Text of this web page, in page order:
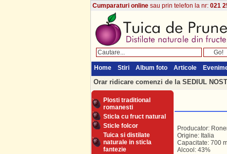
Cumparaturi onlinesau prin telefon la nr: 021
Home Stiri Album foto Articole
Orar ridicare comenzi de la SEDIUL
Plosti traditional
romanesti
Sticla cu fruct natural
Sticle folcor
Tuica si distilate
naturale in sticla
fantezie
Producator:
Origine: Italia
Capacitate: 700
Alcool: 43%